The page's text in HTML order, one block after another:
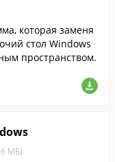
которая заменя
стол Windows
пространством.
МБ)